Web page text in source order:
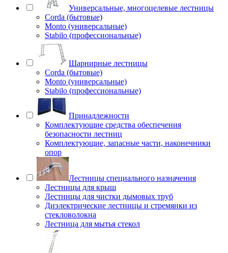
Универсальные, многоцелевые лестницы
Corda (бытовые)
Monto (универсальные)
Stabilo (профессиональные)
Шарнирные лестницы
Corda (бытовые)
Monto (универсальные)
Stabilo (профессиональные)
Принадлежности
Комплектующие средства обеспечения
безопасности лестниц
Комплектующие, запасные части, наконечники
опор
Лестницы специального назначения
Лестницы для крыш
Лестницы для чистки дымовых труб
Диэлектрические лестницы и стремянки из
стекловолокна
Лестница для мытья стекол